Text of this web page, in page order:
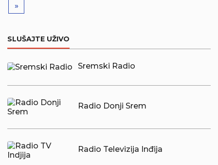
»
SLUŠAJTE UŽIVO
Sremski Radio
Radio Donji Srem
Radio Televizija Inđija